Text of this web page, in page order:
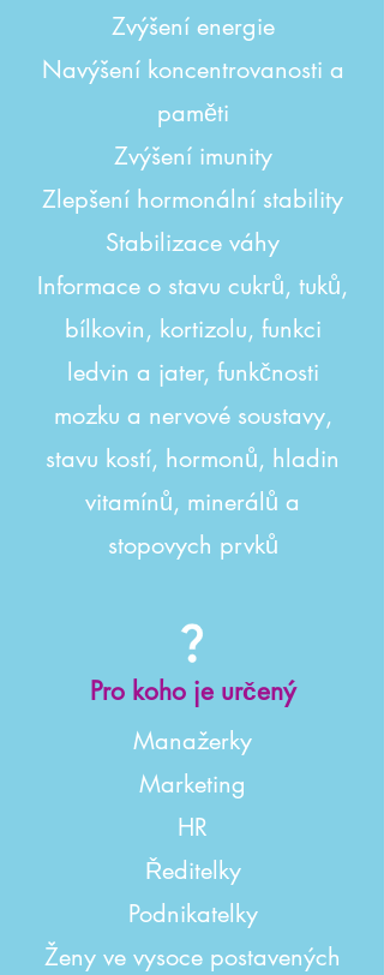
Zvýšení energie
Navýšení koncentrovanosti a
paměti
Zvýšení imunity
Zlepšení hormonální stability
Stabilizace váhy
Informace o stavu cukrů, tuků,
bílkovin, kortizolu, funkci
ledvin a jater, funkčnosti
mozku a nervové soustavy,
stavu kostí, hormonů, hladin
vitamínů, minerálů a
stopovych prvků
Pro koho je určený
Manažerky
Marketing
HR
Ředitelky
Podnikatelky
Ženy ve vysoce postavených